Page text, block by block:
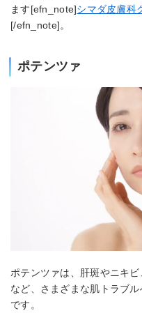
ます[efn_note]シマダ皮膚科
[/efn_note]。
ポテンツァ
ポテンツァは、肝斑やニキ
など、さまざまな肌トラブ
です。